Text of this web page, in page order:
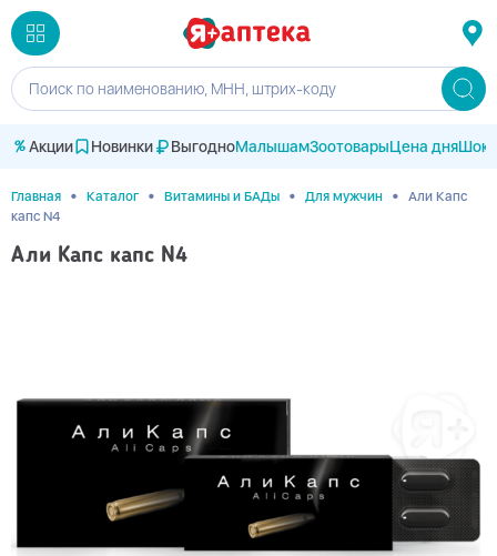
Поиск по наименованию, МНН, штрих-коду
Акции Новинки ВыгодноМалышамЗоотоварыЦена дняШок-
Главная • Каталог • Витамины и БАДы • Для мужчин •
Али Капс
капс N4
Али Капс капс N4